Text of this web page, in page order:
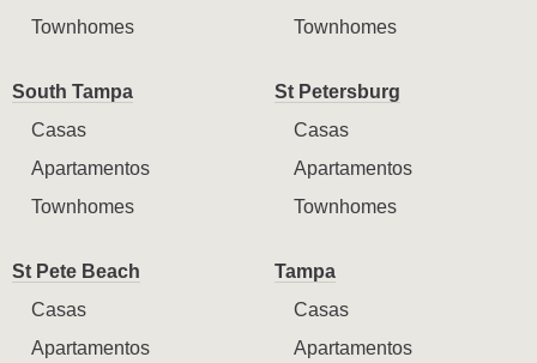
Townhomes
Townhomes
South Tampa
Casas
Apartamentos
Townhomes
St Petersburg
Casas
Apartamentos
Townhomes
St Pete Beach
Casas
Apartamentos
Tampa
Casas
Apartamentos